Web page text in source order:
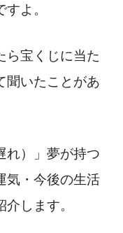
よ。
ら宝くじに当た
聞いたことがあ
れ）」夢が持つ
気・今後の生活
します。